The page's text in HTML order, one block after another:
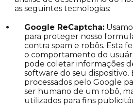
as seguintes tecnologias:
Google ReCaptcha:
para proteger nosso
contra spam e robôs. Esta
o comportamento do
pode coletar informações
software do seu dispositivo.
processados pelo Google
ser humano de um robô,
utilizados para fins